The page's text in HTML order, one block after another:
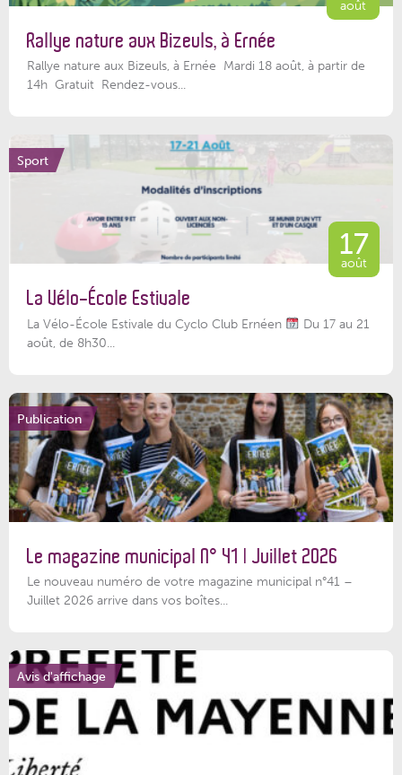
août
Rallye nature aux Bizeuls, à Ernée
Rallye nature aux Bizeuls, à Ernée Mardi 18 août, à partir de
14h Gratuit Rendez-vous...
Sport
17
août
La Vélo-École Estivale
La Vélo-École Estivale du Cyclo Club Ernéen
Du 17 au 21
août, de 8h30...
Publication
Le magazine municipal N° 41 | Juillet 2026
Le nouveau numéro de votre magazine municipal n°41 –
Juillet 2026 arrive dans vos boîtes...
Avis d'affichage